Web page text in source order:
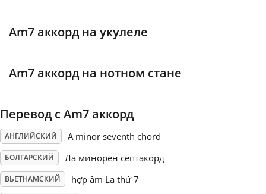
Português
Русский
Am7 аккорд на укулеле
Am7 аккорд на нотном стане
Перевод с Am7 аккорд
АНГЛИЙСКИЙ A minor seventh chord
БОЛГАРСКИЙ Ла минорен септакорд
ВЬЕТНАМСКИЙ hợp âm La thứ 7